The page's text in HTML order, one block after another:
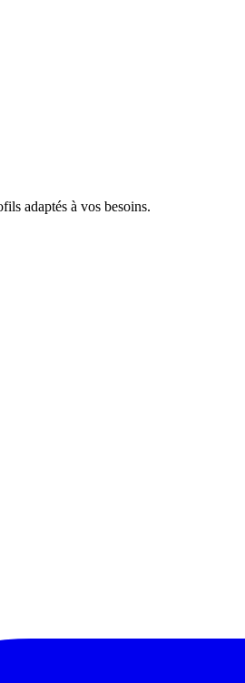
adaptés à vos besoins.